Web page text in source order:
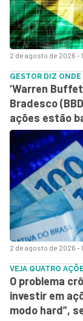
2 de agosto de 2026 -
2 de agosto de 2026 -
GESTOR DIZ
‘Warren
Bradesco
ações estão
VEJA QUATRO
O problema
investir em
modo hard”,